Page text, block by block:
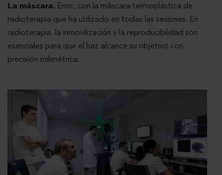
La máscara. Enric, con la máscara termoplástica de
radioterapia que ha utilizado en todas las sesiones. En
radioterapia, la inmovilización y la reproducibilidad son
esenciales para que el haz alcance su objetivo con
precisión milimétrica.